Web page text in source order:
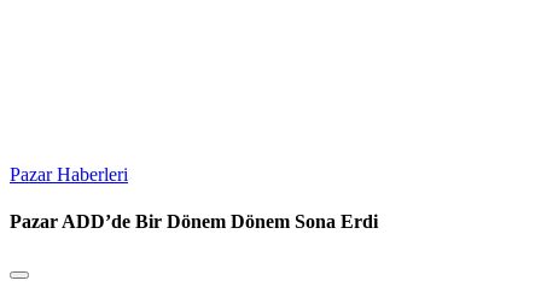
Pazar Haberleri
Pazar ADD’de Bir Dönem Dönem Sona Erdi